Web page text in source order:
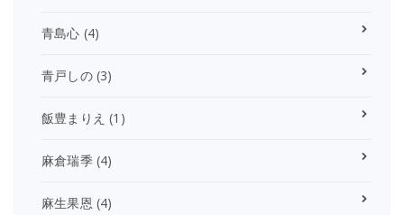
青島心 (4)
青戸しの(3)
飯豊まりえ (1)
麻倉瑞季(4)
麻生果恩 (4)